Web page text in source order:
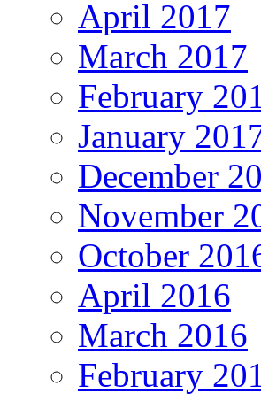
April 2017
March 2017
February
January
December
November
October
April 2016
March 2016
February